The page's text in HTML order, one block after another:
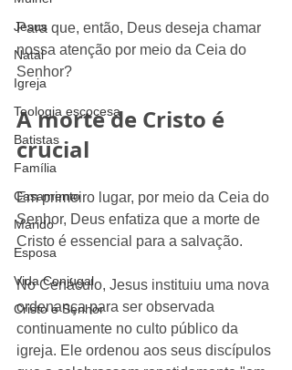
Jesus
Natal
Igreja
Teologia escocesa
Batistas
Família
Casamento
Marido
Esposa
Vida Conjugal
Cristo é Senhor
Para que, então, Deus deseja chamar
nossa atenção por meio da Ceia do
Senhor?
A morte de Cristo é
crucial
Em primeiro lugar, por meio da Ceia do
Senhor, Deus enfatiza que a morte de
Cristo é essencial para a salvação.
No Cenáculo, Jesus instituiu uma nova
ordenança para ser observada
continuamente no culto público da
igreja. Ele ordenou aos seus discípulos